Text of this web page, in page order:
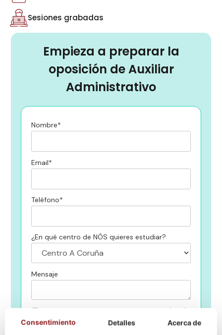
Sesiones grabadas
Empieza a preparar la
oposición de Auxiliar
Administrativo
Nombre*
Email*
Teléfono*
¿En qué centro de NÓS quieres estudiar?
Mensaje
(Leer)
Consentimiento
Detalles Acerca de